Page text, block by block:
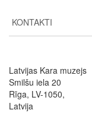
KONTAKTI
Latvijas Kara muzejs
Smilšu iela 20
Rīga, LV-1050,
Latvija